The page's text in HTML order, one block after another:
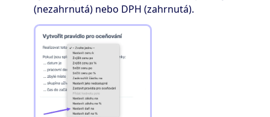
(nezahrnutá) nebo DPH (zahrnutá).